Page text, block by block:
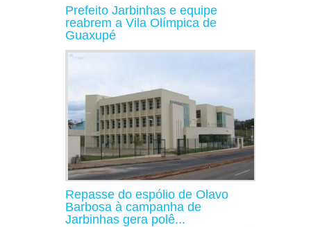
Prefeito Jarbinhas e equipe
reabrem a Vila Olímpica de
Guaxupé
Repasse do espólio de Olavo
Barbosa à campanha de
Jarbinhas gera polê...